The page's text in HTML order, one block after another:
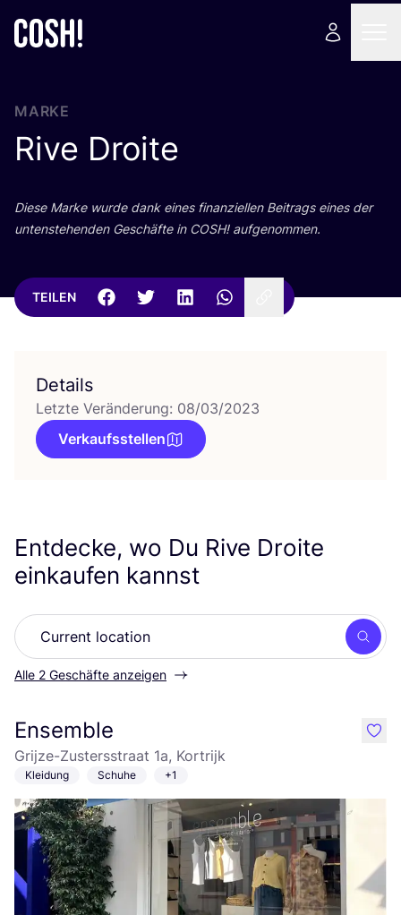
MARKE
Rive Droite
Die­se Mar­ke wur­de dank eines finan­zi­el­len Bei­trags eines der
unten­ste­hen­den Geschäf­te in COSH! aufgenommen.
TEILEN
Details
Letzte Veränderung: 08/03/2023
Verkaufsstellen
Entdecke, wo Du Rive Droite
einkaufen kannst
Alle 2 Geschäfte anzeigen
Ensemble
Grijze-Zustersstraat 1a, Kortrijk
Kleidung Schuhe +1
like